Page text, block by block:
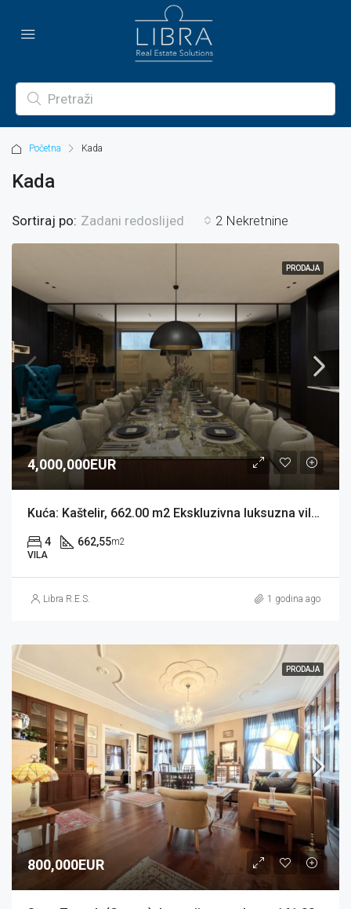
Početna Kada
Kada
2 Nekretnine
Sortiraj po: Zadani redoslijed
PRODAJA
4,000,000EUR
Kuća: Kaštelir, 662.00 m2 Ekskluzivna luksuzna vila (prodaja)
4 662,55m2
VILA
Libra R.E.S. 1 godina ago
PRODAJA
800,000EUR